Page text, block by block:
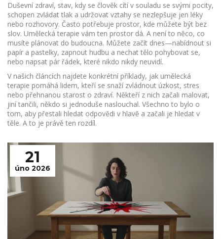
Duševní zdraví, stav, kdy se člověk cítí v souladu se svými pocity,
schopen zvládat tlak a udržovat vztahy se nezlepšuje jen léky
nebo rozhovory. Často potřebuje prostor, kde můžete být bez
slov. Umělecká terapie vám ten prostor dá. A není to něco, co
musíte plánovat do budoucna. Můžete začít dnes—nabídnout si
papír a pastelky, zapnout hudbu a nechat tělo pohybovat se,
nebo napsat pár řádek, které nikdo nikdy neuvidí.
V našich článcích najdete konkrétní příklady, jak umělecká
terapie pomáhá lidem, kteří se snaží zvládnout úzkost, stres
nebo přehnanou starost o zdraví. Někteří z nich začali malovat,
jiní tančili, někdo si jednoduše naslouchal. Všechno to bylo o
tom, aby přestali hledat odpovědi v hlavě a začali je hledat v
těle. A to je právě ten rozdíl.
21
úno 2026